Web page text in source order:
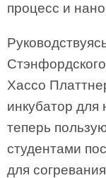
процесс и
Хассо
инкубатор
теперь
студентами
для